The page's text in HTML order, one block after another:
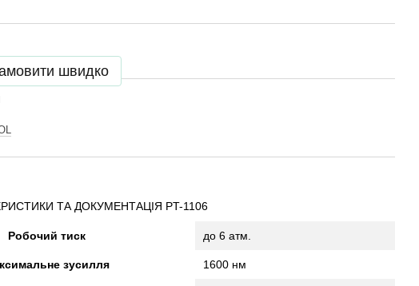
швидко
ТА ДОКУМЕНТАЦІЯ PT-1106
Робочий тиск до 6 атм.
зусилля 1600 нм